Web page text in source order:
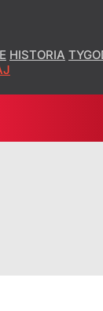
HISTORIA